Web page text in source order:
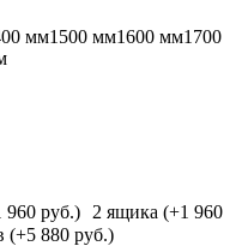
мм1500 мм1600 мм1700
960 руб.)
2 ящика (+1 960
(+5 880 руб.)